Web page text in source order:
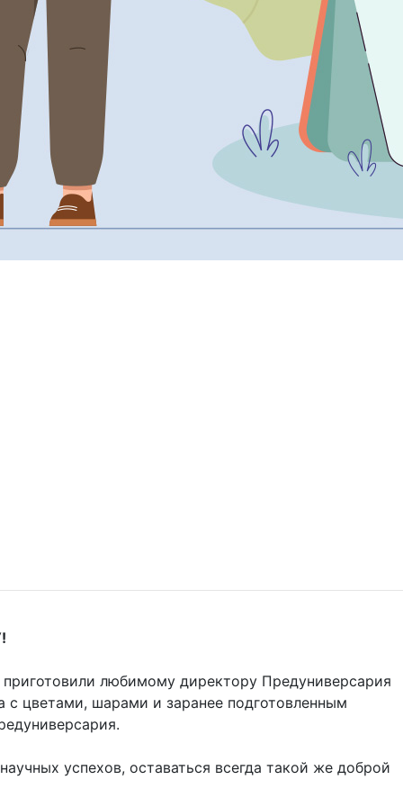
любимому директору Предуниверсария
цветами, шарами и заранее подготовленным
успехов, оставаться всегда такой же доброй